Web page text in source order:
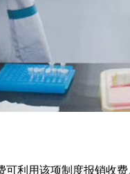
利用该项制度报销收